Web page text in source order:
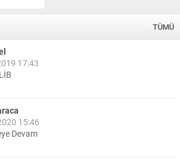
TÜMÜ
17:43
15:46
Devam